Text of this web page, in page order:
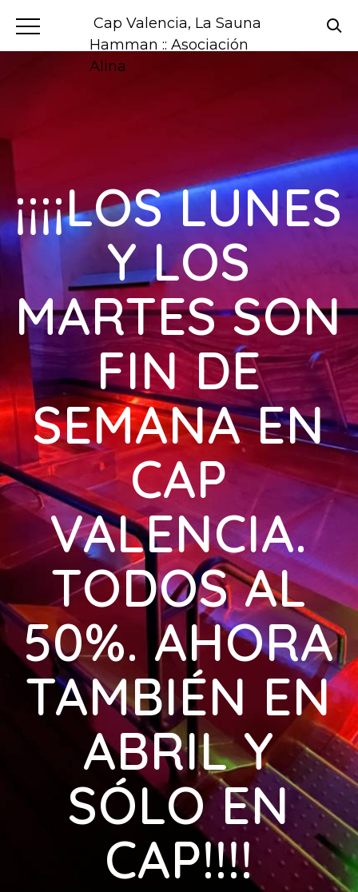
Cap Valencia, La Sauna
Hamman :: Asociación
Alina
¡¡¡¡LOS LUNES
Y LOS
MARTES SON
FIN DE
SEMANA EN
CAP
VALENCIA.
TODOS AL
50%. AHORA
TAMBIÉN EN
ABRIL Y
SÓLO EN
CAP!!!!